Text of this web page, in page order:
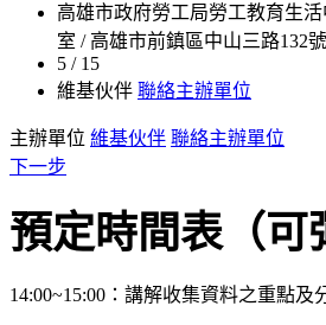
高雄市政府勞工局勞工教育生
室 / 高雄市前鎮區中山三路132號
5 / 15
維基伙伴 聯絡主辦單位
主辦單位 維基伙伴 聯絡主辦單位
下一步
預定時間表（可
14:00~15:00：講解收集資料之重點及